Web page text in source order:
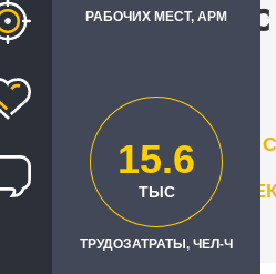
СИСТЕМЕ
ТРУДОЗАТРАТЫ ПО
РАБОЧИХ МЕСТ, АРМ
15.6
ТЫС
ТРУДОЗАТРАТЫ, ЧЕЛ-Ч